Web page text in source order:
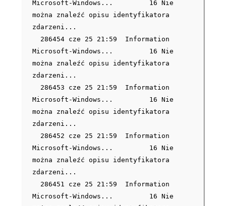
Microsoft-Windows... 16 Nie
można znaleźć opisu identyfikatora
zdarzeni...
286454 cze 25 21:59 Information
Microsoft-Windows... 16 Nie
można znaleźć opisu identyfikatora
zdarzeni...
286453 cze 25 21:59 Information
Microsoft-Windows... 16 Nie
można znaleźć opisu identyfikatora
zdarzeni...
286452 cze 25 21:59 Information
Microsoft-Windows... 16 Nie
można znaleźć opisu identyfikatora
zdarzeni...
286451 cze 25 21:59 Information
Microsoft-Windows... 16 Nie